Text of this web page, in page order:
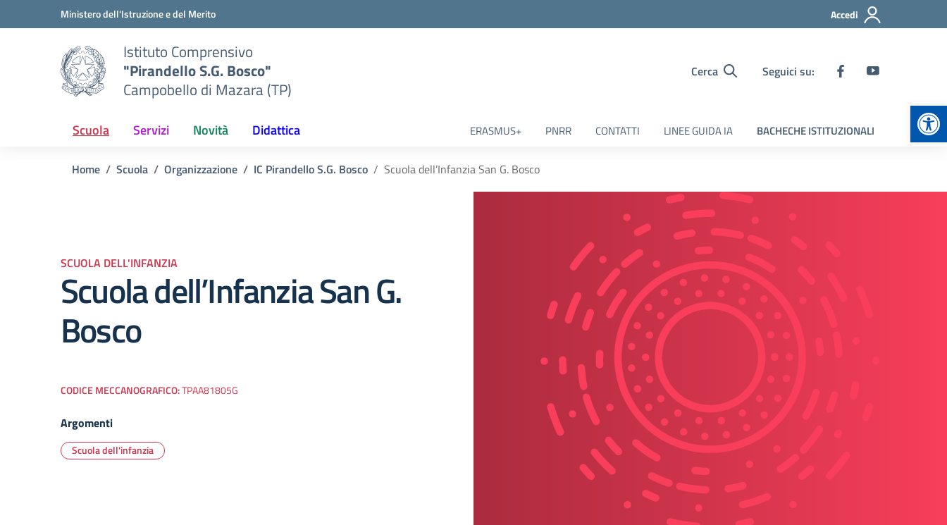
Vai ai contenuti
Vai al menu di navigazioneMinistero dell'Istruzione e del Merito Accedi
Istituto Comprensivo
"Pirandello S.G. Bosco"
Campobello di Mazara (TP)
Cerca Seguici su:
Scuola Servizi Novità Didattica ERASMUS+ PNRR CONTATTI LINEE GUIDA IA BACHECHE ISTITUZIONALI
Home Scuola Organizzazione IC Pirandello S.G. Bosco Scuola dell’Infanzia San G. Bosco
SCUOLA DELL'INFANZIA
Scuola dell’Infanzia San G.
Bosco
CODICE MECCANOGRAFICO:TPAA81805G
Argomenti
Scuola dell'infanzia